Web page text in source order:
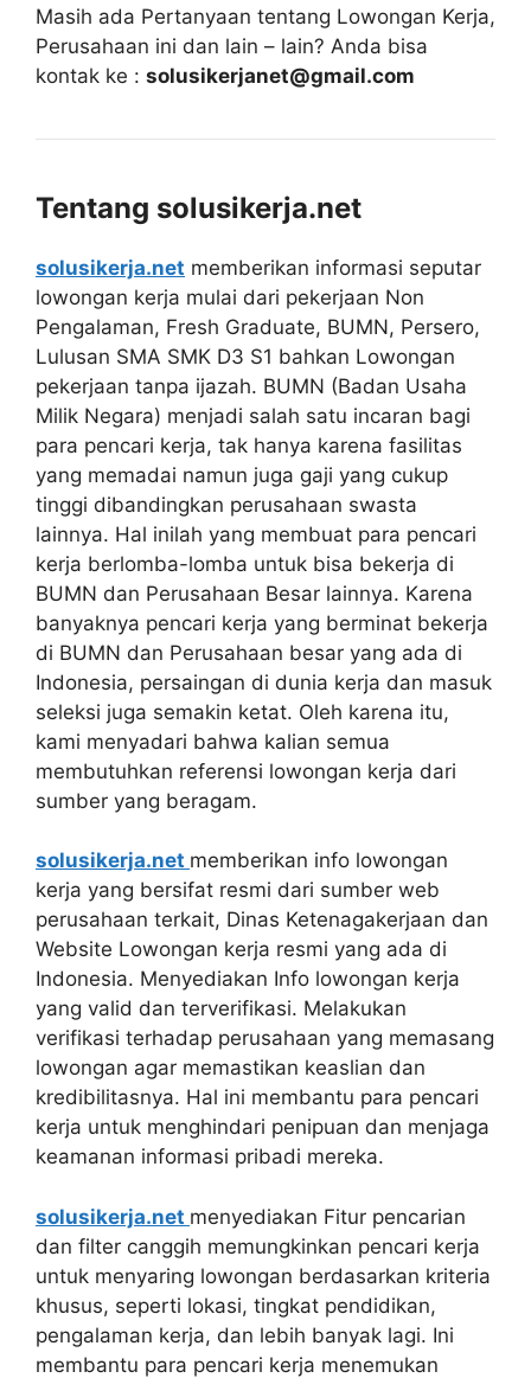
Masih ada Pertanyaan tentang Lowongan Kerja,
Perusahaan ini dan lain – lain? Anda bisa
kontak ke : solusikerjanet@gmail.com
Tentang solusikerja.net
solusikerja.net memberikan informasi seputar
lowongan kerja mulai dari pekerjaan Non
Pengalaman, Fresh Graduate, BUMN, Persero,
Lulusan SMA SMK D3 S1 bahkan Lowongan
pekerjaan tanpa ijazah. BUMN (Badan Usaha
Milik Negara) menjadi salah satu incaran bagi
para pencari kerja, tak hanya karena fasilitas
yang memadai namun juga gaji yang cukup
tinggi dibandingkan perusahaan swasta
lainnya. Hal inilah yang membuat para pencari
kerja berlomba-lomba untuk bisa bekerja di
BUMN dan Perusahaan Besar lainnya. Karena
banyaknya pencari kerja yang berminat bekerja
di BUMN dan Perusahaan besar yang ada di
Indonesia, persaingan di dunia kerja dan masuk
seleksi juga semakin ketat. Oleh karena itu,
kami menyadari bahwa kalian semua
membutuhkan referensi lowongan kerja dari
sumber yang beragam.
solusikerja.net memberikan info lowongan
kerja yang bersifat resmi dari sumber web
perusahaan terkait, Dinas Ketenagakerjaan dan
Website Lowongan kerja resmi yang ada di
Indonesia. Menyediakan Info lowongan kerja
yang valid dan terverifikasi. Melakukan
verifikasi terhadap perusahaan yang memasang
lowongan agar memastikan keaslian dan
kredibilitasnya. Hal ini membantu para pencari
kerja untuk menghindari penipuan dan menjaga
keamanan informasi pribadi mereka.
solusikerja.net menyediakan Fitur pencarian
dan filter canggih memungkinkan pencari kerja
untuk menyaring lowongan berdasarkan kriteria
khusus, seperti lokasi, tingkat pendidikan,
pengalaman kerja, dan lebih banyak lagi. Ini
membantu para pencari kerja menemukan